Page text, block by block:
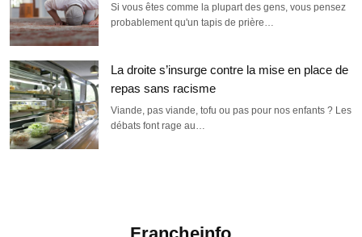
Si vous êtes comme la plupart des gens, vous pensez
probablement qu'un tapis de prière…
La droite s’insurge contre la mise en place de
repas sans racisme
Viande, pas viande, tofu ou pas pour nos enfants ? Les
débats font rage au…